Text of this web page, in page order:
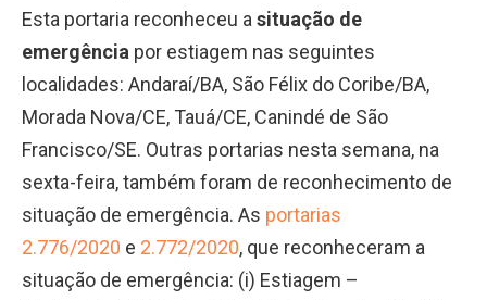
Esta portaria reconheceu asituação de
emergência por estiagem nas seguintes
localidades: Andaraí/BA, São Félix do Coribe/BA,
Morada Nova/CE, Tauá/CE, Canindé de São
Francisco/SE. Outras portarias nesta semana, na
sexta-feira, também foram de reconhecimento de
situação de emergência. As portarias
2.776/2020 e 2.772/2020, que reconheceram a
situação de emergência: (i) Estiagem –